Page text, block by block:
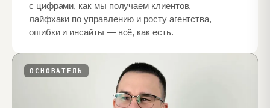
с цифрами, как мы получаем клиентов,
лайфхаки по управлению и росту агентства,
ошибки и инсайты — всё, как есть.
ОСНОВАТЕЛЬ